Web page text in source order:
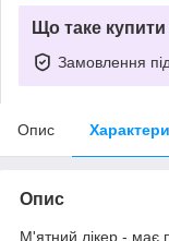
Що таке
Замовлення
Опис
Опис
М'ятний лікер - має